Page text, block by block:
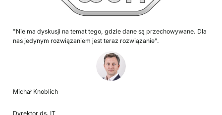
"Nie ma dyskusji na temat tego, gdzie dane są przechowywane. Dla
nas jedynym rozwiązaniem jest teraz rozwiązanie".
Michał Knoblich
Dyrektor ds. IT